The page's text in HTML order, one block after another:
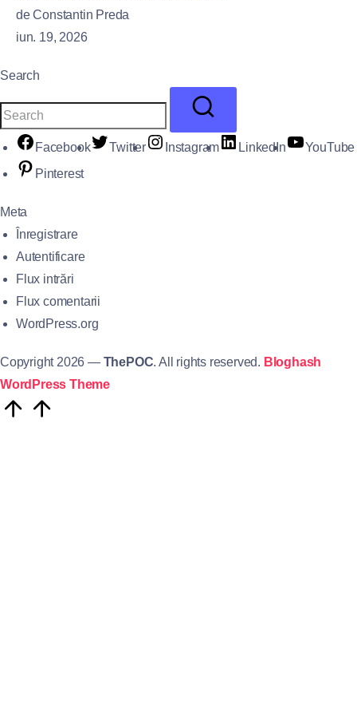
de Constantin Preda
iun. 19, 2026
Search
Facebook Twitter Instagram LinkedIn
YouTube
Pinterest
Meta
Înregistrare
Autentificare
Flux intrări
Flux comentarii
WordPress.org
Copyright 2026 — ThePOC. All rights reserved. Bloghash
WordPress Theme